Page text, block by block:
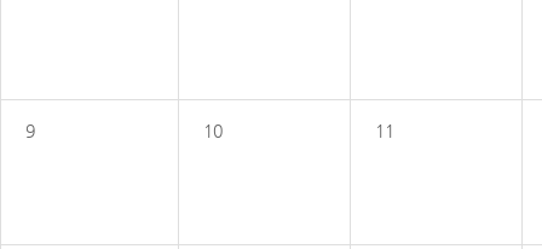
9 10 11